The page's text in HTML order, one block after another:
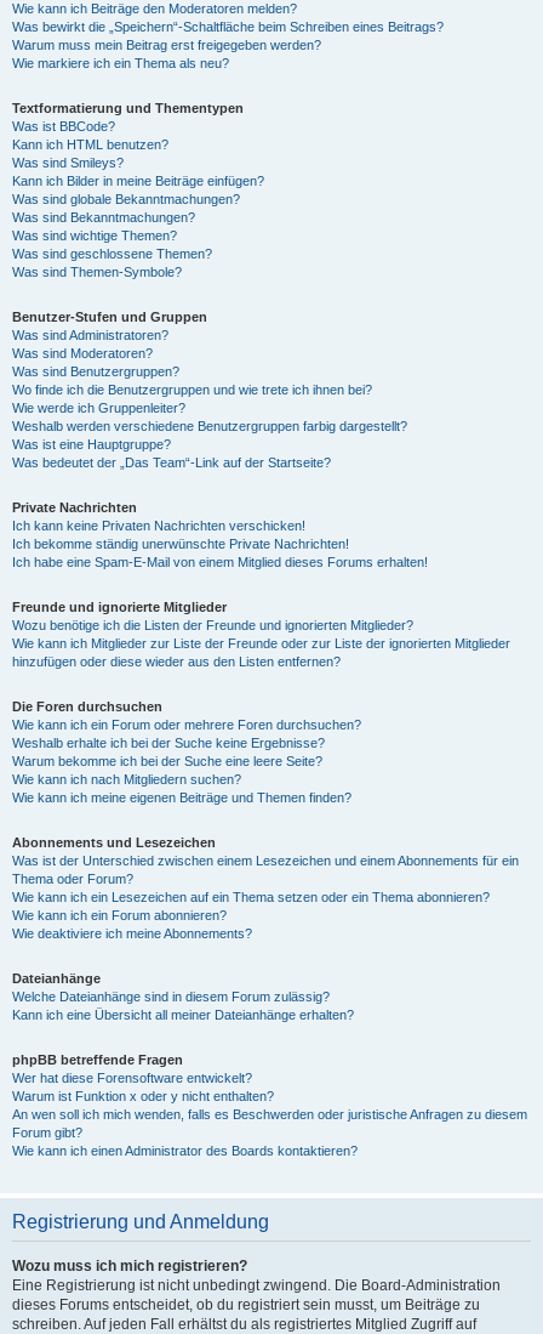
Wie kann ich Beiträge den Moderatoren melden?
Was bewirkt die „Speichern“-Schaltfläche beim Schreiben eines Beitrags?
Warum muss mein Beitrag erst freigegeben werden?
Wie markiere ich ein Thema als neu?
Textformatierung und Thementypen
Was ist BBCode?
Kann ich HTML benutzen?
Was sind Smileys?
Kann ich Bilder in meine Beiträge einfügen?
Was sind globale Bekanntmachungen?
Was sind Bekanntmachungen?
Was sind wichtige Themen?
Was sind geschlossene Themen?
Was sind Themen-Symbole?
Benutzer-Stufen und Gruppen
Was sind Administratoren?
Was sind Moderatoren?
Was sind Benutzergruppen?
Wo finde ich die Benutzergruppen und wie trete ich ihnen bei?
Wie werde ich Gruppenleiter?
Weshalb werden verschiedene Benutzergruppen farbig dargestellt?
Was ist eine Hauptgruppe?
Was bedeutet der „Das Team“-Link auf der Startseite?
Private Nachrichten
Ich kann keine Privaten Nachrichten verschicken!
Ich bekomme ständig unerwünschte Private Nachrichten!
Ich habe eine Spam-E-Mail von einem Mitglied dieses Forums erhalten!
Freunde und ignorierte Mitglieder
Wozu benötige ich die Listen der Freunde und ignorierten Mitglieder?
Wie kann ich Mitglieder zur Liste der Freunde oder zur Liste der ignorierten Mitglieder
hinzufügen oder diese wieder aus den Listen entfernen?
Die Foren durchsuchen
Wie kann ich ein Forum oder mehrere Foren durchsuchen?
Weshalb erhalte ich bei der Suche keine Ergebnisse?
Warum bekomme ich bei der Suche eine leere Seite?
Wie kann ich nach Mitgliedern suchen?
Wie kann ich meine eigenen Beiträge und Themen finden?
Abonnements und Lesezeichen
Was ist der Unterschied zwischen einem Lesezeichen und einem Abonnements für ein
Thema oder Forum?
Wie kann ich ein Lesezeichen auf ein Thema setzen oder ein Thema abonnieren?
Wie kann ich ein Forum abonnieren?
Wie deaktiviere ich meine Abonnements?
Dateianhänge
Welche Dateianhänge sind in diesem Forum zulässig?
Kann ich eine Übersicht all meiner Dateianhänge erhalten?
phpBB betreffende Fragen
Wer hat diese Forensoftware entwickelt?
Warum ist Funktion x oder y nicht enthalten?
An wen soll ich mich wenden, falls es Beschwerden oder juristische Anfragen zu diesem
Forum gibt?
Wie kann ich einen Administrator des Boards kontaktieren?
Registrierung und Anmeldung
Wozu muss ich mich registrieren?
Eine Registrierung ist nicht unbedingt zwingend. Die Board-Administration
dieses Forums entscheidet, ob du registriert sein musst, um Beiträge zu
schreiben. Auf jeden Fall erhältst du als registriertes Mitglied Zugriff auf